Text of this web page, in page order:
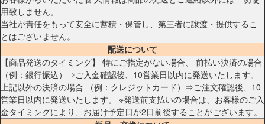
用致しません。
当社が責任をもって安全に蓄積・保管し、第三者に譲渡・提供するこ
とはございません。
配送について
【商品発送のタイミング】 特にご指定がない場合、 前払い決済の場合
（例：銀行振込）⇒ご入金確認後、10営業日以内に発送いたします。
上記以外の決済の場合 （例：クレジットカード）⇒ご注文確認後、10
営業日以内に発送いたします。 ※発送前支払いの場合は、お客様のご入
金タイミングにより、お届け予定日が2日前後することがございます。